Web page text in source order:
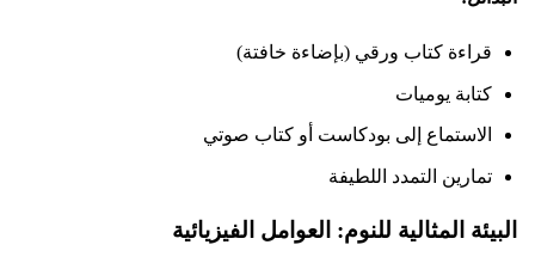
قراءة كتاب ورقي (بإضاءة خافتة)
كتابة يوميات
الاستماع إلى بودكاست أو كتاب صوتي
تمارين التمدد اللطيفة
البيئة المثالية للنوم: العوامل الفيزيائية